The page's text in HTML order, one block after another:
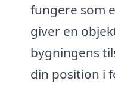
fungere som
giver en
bygningens
din position i